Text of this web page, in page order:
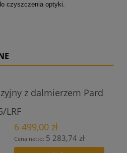
czyszczenia optyki.
z dalmierzem Pard
LRF
6 499,00 zł
Cena netto: 5 283,74 zł